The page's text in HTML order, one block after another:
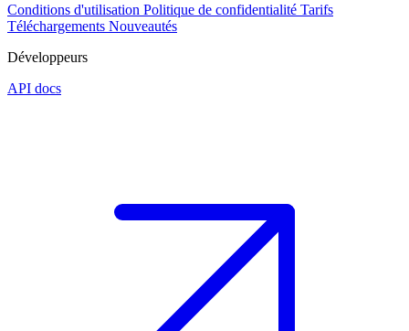
Conditions d'utilisation Politique de confidentialité Tarifs
Téléchargements Nouveautés
Développeurs
API docs